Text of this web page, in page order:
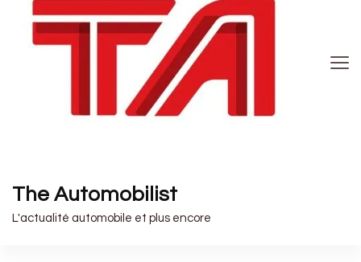
The Automobilist
L'actualité automobile et plus encore